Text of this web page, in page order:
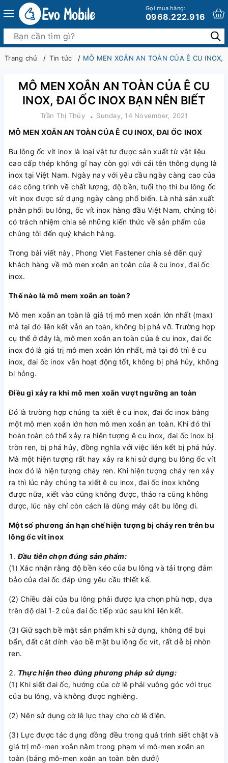
Gọi mua hàng:
0968.222.916
Trang chủ Tin tức MÔ MEN XOẮN AN TOÀN CỦA Ê CU INOX,
MÔ MEN XOẮN AN TOÀN CỦA Ê CU
INOX, ĐAI ỐC INOX BẠN NÊN BIẾT
Trần Thị Thủy Sunday, 14 November, 2021
MÔ MEN XOẮN AN TOÀN CỦA Ê CU INOX, ĐAI ỐC INOX
Bu lông ốc vít inox là loại vật tư được sản xuất từ vật liệu
cao cấp thép không gỉ hay còn gọi với cái tên thông dụng là
inox tại Việt Nam. Ngày nay với yêu cầu ngày càng cao của
các công trình về chất lượng, độ bền, tuổi thọ thì bu lông ốc
vít inox được sử dụng ngày càng phổ biến. Là nhà sản xuất
phân phối bu lông, ốc vít inox hàng đầu Việt Nam, chúng tôi
có trách nhiệm chia sẻ những kiến thức về sản phẩm của
chúng tôi đến quý khách hàng.
Trong bài viết này, Phong Viet Fastener chia sẻ đến quý
khách hàng về mô men xoắn an toàn của ê cu inox, đai ốc
inox.
Thế nào là mô mem xoắn an toàn?
Mô men xoắn an toàn là giá trị mô men xoắn lớn nhất (max)
mà tại đó liên kết vẫn an toàn, không bị phá vỡ. Trường hợp
cụ thể ở đây là, mô men xoắn an toàn của ê cu inox, đai ốc
inox đó là giá trị mô men xoắn lớn nhất, mà tại đó thì ê cu
inox, đai ốc inox vẫn hoạt động tốt, không bị phá hủy, không
bị hỏng.
Điều gì xảy ra khi mô men xoắn vượt ngưỡng an toàn
Đó là trường hợp chúng ta xiết ê cu inox, đai ốc inox bằng
một mô men xoắn lớn hơn mô men xoắn an toàn. Khi đó thì
hoàn toàn có thể xảy ra hiện tượng ê cu inox, đai ốc inox bị
trờn ren, bị phá hủy, đồng nghĩa với việc liên kết bị phá hủy.
Mà một hiện tượng rất hay xảy ra khi sử dụng bu lông ốc vít
inox đó là hiện tượng cháy ren. Khi hiện tượng cháy ren xảy
ra thì lúc này chúng ta xiết ê cu inox, đai ốc inox không
được nữa, xiết vào cũng không được, tháo ra cũng không
được, lúc này chỉ còn cách là dùng máy cắt bu lông đi.
Một số phương án hạn chế hiện tượng bị cháy ren trên bu
lông ốc vít inox
Đầu tiên chọn đúng sản phẩm:
(1) Xác nhận rằng độ bền kéo của bu lông và tải trọng đảm
bảo của đai ốc đáp ứng yêu cầu thiết kế.
(2) Chiều dài của bu lông phải được lựa chọn phù hợp, dựa
trên độ dài 1-2 của đai ốc tiếp xúc sau khi liên kết.
(3) Giữ sạch bề mặt sản phẩm khi sử dụng, không để bụi
bẩn, đất cát dính vào bề mặt bu lông ốc vít, rất dễ bị nhờn
ren.
Thực hiện theo đúng phương pháp sử dụng:
(1) Khi siết đai ốc, hướng của cờ lê phải vuông góc với trục
của bu lông, và không được nghiêng.
(2) Nên sử dụng cờ lê lực thay cho cờ lê điện.
(3) Lực được tác dụng đồng đều trong quá trình siết chặt và
giá trị mô-men xoắn nằm trong phạm vi mô-men xoắn an
toàn (bảng mô-men xoắn an toàn bên dưới)